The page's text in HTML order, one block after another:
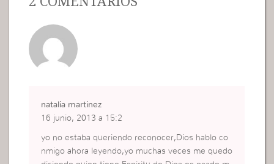
natalia martinez
16 junio, 2013 a 15:2
yo no estaba queriendo reconocer,Dios hablo co
nmigo ahora leyendo,yo muchas veces me quedo